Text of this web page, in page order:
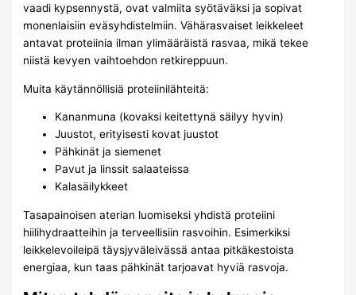
vaadi kypsennystä, ovat valmiita syötäväksi ja sopivat
monenlaisiin eväsyhdistelmiin. Vähärasvaiset leikkeleet
antavat proteiinia ilman ylimääräistä rasvaa, mikä tekee
niistä kevyen vaihtoehdon retkireppuun.
Muita käytännöllisiä proteiinilähteitä:
Kananmuna (kovaksi keitettynä säilyy hyvin)
Juustot, erityisesti kovat juustot
Pähkinät ja siemenet
Pavut ja linssit salaateissa
Kalasäilykkeet
Tasapainoisen aterian luomiseksi yhdistä proteiini
hiilihydraatteihin ja terveellisiin rasvoihin. Esimerkiksi
leikkelevoileipä täysjyväleivässä antaa pitkäkestoista
energiaa, kun taas pähkinät tarjoavat hyviä rasvoja.